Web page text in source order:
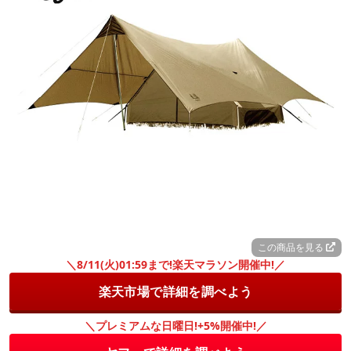
この商品を見る
＼8/11(火)01:59まで!楽天マラソン開催中!／
楽天市場で詳細を調べよう
＼プレミアムな日曜日!+5%開催中!／